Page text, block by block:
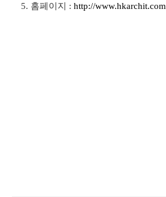
5. 홈페이지 : http://www.hkarchit.com